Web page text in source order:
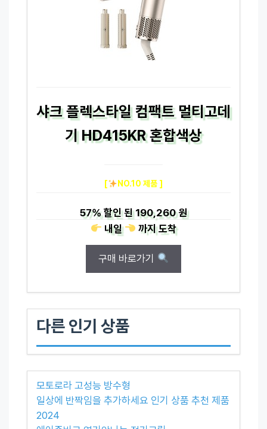
샤크 플렉스타일 컴팩트 멀티고데
기 HD415KR 혼합색상
[ NO.10 제품 ]
57%할인 된190,260 원
내일
까지도착
구매 바로가기
다른 인기 상품
모토로라 고성능 방수형
일상에 반짝임을 추가하세요 인기 상품 추천 제품
2024